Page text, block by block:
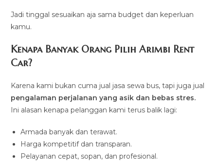
Jadi tinggal sesuaikan aja sama budget dan keperluan
kamu.
Kenapa Banyak Orang Pilih Arimbi Rent
Car?
Karena kami bukan cuma jual jasa sewa bus, tapi juga jual
pengalaman perjalanan yang asik dan bebas stres.
Ini alasan kenapa pelanggan kami terus balik lagi:
Armada banyak dan terawat.
Harga kompetitif dan transparan.
Pelayanan cepat, sopan, dan profesional.